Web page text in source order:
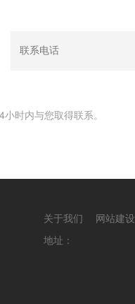
时内与您取得联系。
关于我们 网站建设
地址：